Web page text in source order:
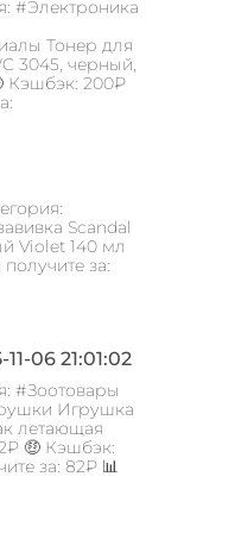
#Электроника
Тонер для
3045, черный,
Кэшбэк: 200₽
Scandal
Violet 140 мл
за:
06 21:01:02
#Зоотовары
Игрушка
летающая
🤑 Кэшбэк:
за: 82₽ 📊